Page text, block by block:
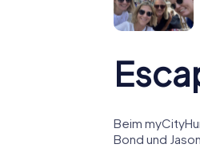
Beim
Bond und